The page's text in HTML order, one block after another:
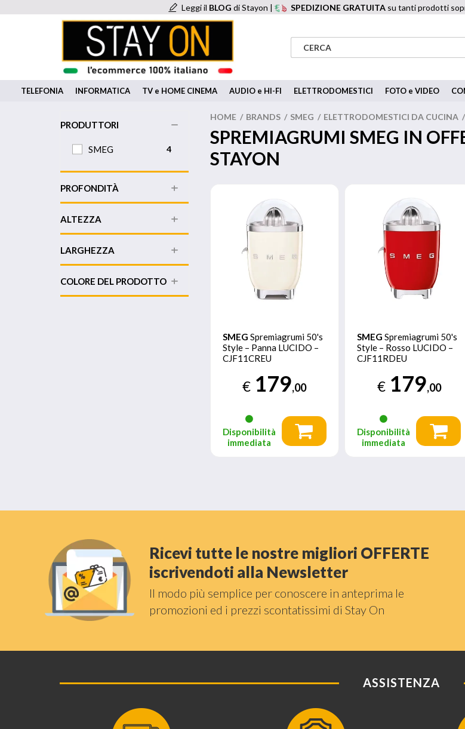
Leggi il BLOG di Stayon | SPEDIZIONE GRATUITA su tanti prodotti
TELEFONIA INFORMATICA TV e HOME CINEMA AUDIO e HI-FI ELETTRODOMESTICI FOTO e VIDEO
HOME / BRANDS / SMEG / ELETTRODOMESTICI DA CUCINA /
SPREMIAGRUMI SMEG IN
STAYON
SMEG Spremiagrumi 50's
Style – Panna LUCIDO –
CJF11CREU
€ 179,00
Disponibilità
immediata
SMEG Spremiagrumi 50's
Style – Rosso LUCIDO –
CJF11RDEU
€ 179,00
Disponibilità
immediata
PRODUTTORI
SMEG 4
PROFONDITÀ
ALTEZZA
LARGHEZZA
COLORE DEL PRODOTTO
Ricevi tutte le nostre migliori OFFERTE
iscrivendoti alla Newsletter
Il modo più semplice per conoscere in anteprima le
promozioni ed i prezzi scontatissimi di Stay On
ASSISTENZA